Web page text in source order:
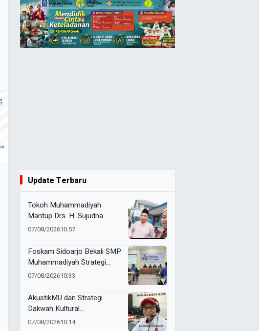
Update Terbaru
Tokoh Muhammadiyah
Mantup Drs. H. Sujudna
Wafat, Dikenang Berdedikasi
Pendidikan
07/08/202610:57
Foskam Sidoarjo Bekali SMP
Muhammadiyah Strategi
Branding dan Marketing
07/08/202610:33
AkustikMU dan Strategi
Dakwah Kultural
Muhammadiyah
07/08/202610:14